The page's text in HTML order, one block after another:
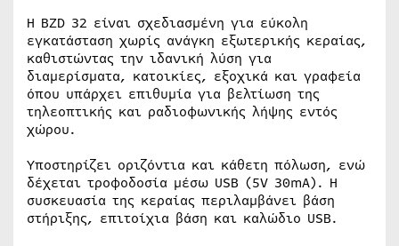
Η BZD 32 είναι σχεδιασμένη για εύκολη
εγκατάσταση χωρίς ανάγκη εξωτερικής κεραίας,
καθιστώντας την ιδανική λύση για
διαμερίσματα, κατοικίες, εξοχικά και γραφεία
όπου υπάρχει επιθυμία για βελτίωση της
τηλεοπτικής και ραδιοφωνικής λήψης εντός
χώρου.
Υποστηρίζει οριζόντια και κάθετη πόλωση, ενώ
δέχεται τροφοδοσία μέσω USB (5V 30mA). Η
συσκευασία της κεραίας περιλαμβάνει βάση
στήριξης, επιτοίχια βάση και καλώδιο USB.